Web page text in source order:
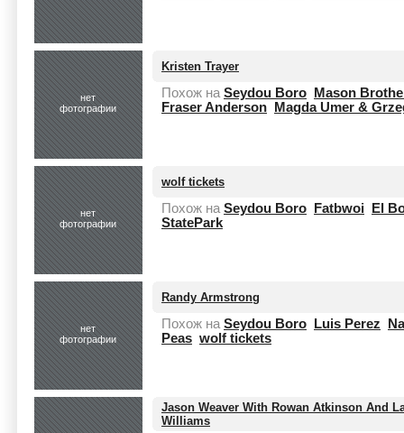
нет
фотографии
Kristen Trayer
Похож на Seydou Boro
Mason
Fraser Anderson
Magda Umer &
нет
фотографии
wolf tickets
Похож на Seydou Boro Fatbwoi
El
StatePark
нет
фотографии
Randy Armstrong
Похож на Seydou Boro Luis Perez
Peas wolf tickets
Jason Weaver With Rowan Atkinson And
Williams